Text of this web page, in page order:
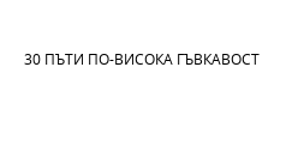
30 ПЪТИ ПО-ВИСОКА ГЪВКАВОСТ